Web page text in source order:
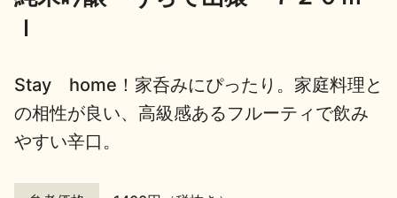
歳時記
ｌ
Stay home！家呑みにぴったり。家庭料理と
の相性が良い、高級感あるフルーティで飲み
やすい辛口。